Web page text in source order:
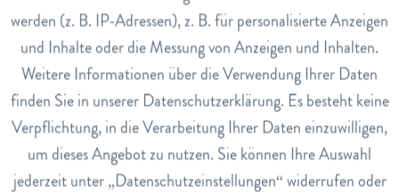
EAN
7640170590128
Lagerbestand
2
Bewertungen 0
Tracking Inaktiv
Service Inaktiv
werden (z. B. IP-Adressen), z. B. für personalisierte Anzeigen
und Inhalte oder die Messung von Anzeigen und Inhalten.
Weitere Informationen über die Verwendung Ihrer Daten
finden Sie in unserer Datenschutzerklärung. Es besteht keine
Verpflichtung, in die Verarbeitung Ihrer Daten einzuwilligen,
um dieses Angebot zu nutzen. Sie können Ihre Auswahl
jederzeit unter „Datenschutzeinstellungen“ widerrufen oder